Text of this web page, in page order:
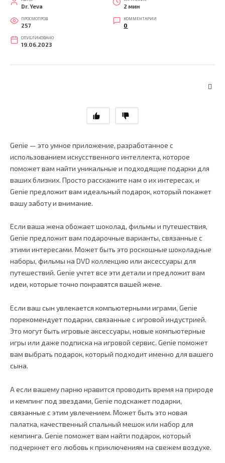
Dr. Yeva 2 мин
ПРОСМОТРОВ
257
КОММЕНТАРИИ
0
ОПУБЛИКОВАНО
19.06.2023
Genie — это умное приложение, разработанное с
использованием искусственного интеллекта, которое
поможет вам найти уникальные и подходящие подарки для
ваших близких. Просто расскажите нам о их интересах, и
Genie предложит вам идеальный подарок, который покажет
вашу заботу и внимание.
Если ваша жена обожает шоколад, фильмы и путешествия,
Genie предложит вам подарочные варианты, связанные с
этими интересами. Может быть это роскошные шоколадные
наборы, фильмы на DVD коллекцию или аксессуары для
путешествий. Genie учтет все эти детали и предложит вам
идеи, которые точно понравятся вашей жене.
Если ваш сын увлекается компьютерными играми, Genie
порекомендует подарки, связанные с игровой индустрией.
Это могут быть игровые аксессуары, новые компьютерные
игры или даже подписка на игровой сервис. Genie поможет
вам выбрать подарок, который подходит именно для вашего
сына.
А если вашему парню нравится проводить время на природе
и кемпинг под звездами, Genie подскажет подарки,
связанные с этим увлечением. Может быть это новая
палатка, качественный спальный мешок или набор для
кемпинга. Genie поможет вам найти подарок, который
подчеркнет его любовь к приключениям на свежем воздухе.